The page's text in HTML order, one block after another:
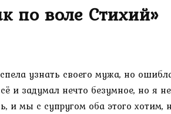
по воле Стихий»
узнать своего мужа, но
и задумал нечто безумное, но я не
и мы с супругом оба этого хотим,